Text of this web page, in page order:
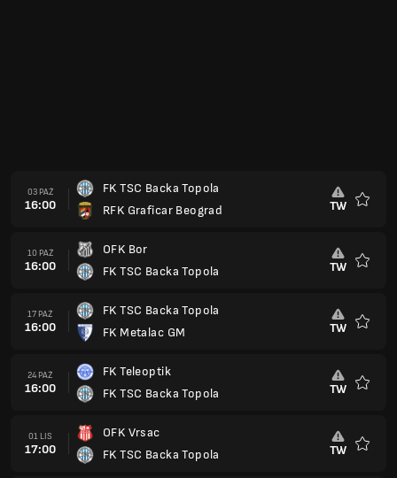
03 PAŹ
16:00
FK TSC Backa Topola
RFK Graficar Beograd
TW
10 PAŹ
16:00
OFK Bor
FK TSC Backa Topola
TW
17 PAŹ
16:00
FK TSC Backa Topola
FK Metalac GM
TW
24 PAŹ
16:00
FK Teleoptik
FK TSC Backa Topola
TW
01 LIS
17:00
OFK Vrsac
FK TSC Backa Topola
TW